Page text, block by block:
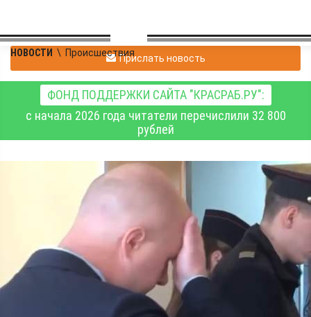
НОВОСТИ \ ПроисшествияПрислать новость
ФОНД ПОДДЕРЖКИ САЙТА "КРАСРАБ.РУ":
с начала 2026 года читатели перечислили 32 800
рублей
В Красноярске 7 лет
колонии получила
женщина за
вымогательство
имущества у бывшего